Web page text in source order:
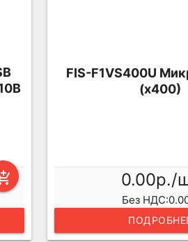
FIS-F1VS400U
(x400)
0.00р./
Без